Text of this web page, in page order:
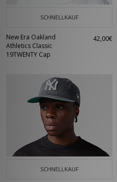
SCHNELLKAUF
New Era Oakland
Athletics Classic
19TWENTY Cap
42,00€
SCHNELLKAUF